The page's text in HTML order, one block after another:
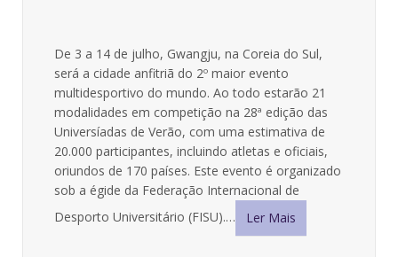
De 3 a 14 de julho, Gwangju, na Coreia do Sul,
será a cidade anfitriã do 2º maior evento
multidesportivo do mundo. Ao todo estarão 21
modalidades em competição na 28ª edição das
Universíadas de Verão, com uma estimativa de
20.000 participantes, incluindo atletas e oficiais,
oriundos de 170 países. Este evento é organizado
sob a égide da Federação Internacional de
Desporto Universitário (FISU).…
Ler Mais